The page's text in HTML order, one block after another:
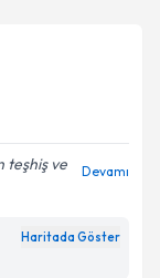
talebi
için bir
Aydınlatma
belirtilen
teşhiş ve
Devamı
Haritada Göster